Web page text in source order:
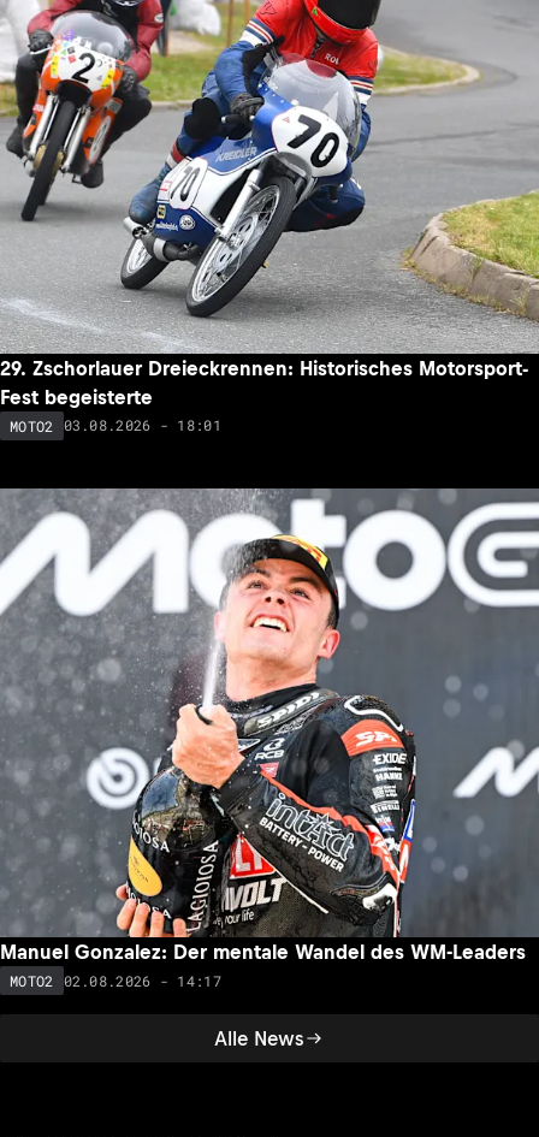
Alle News
29. Zschorlauer Dreieckrennen: Historisches Motorsport-
Fest begeisterte
MOTO2 03.08.2026 - 18:01
Manuel Gonzalez: Der mentale Wandel des WM-Leaders
MOTO2 02.08.2026 - 14:17